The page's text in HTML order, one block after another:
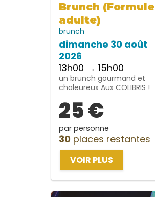
Brunch (Formule
adulte)
brunch
dimanche 30 août
2026
13h00 → 15h00
un brunch gourmand et
chaleureux Aux COLIBRIS !
25 €
par personne
30 places restantes
VOIR PLUS